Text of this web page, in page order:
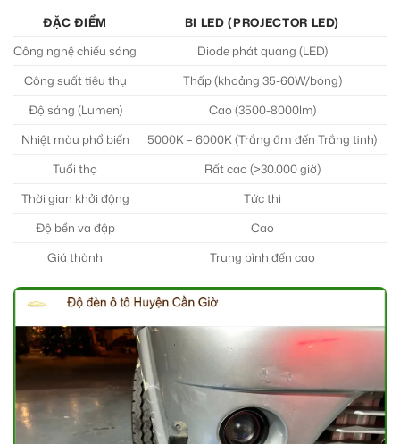
ĐẶC ĐIỂM
BI LED (PROJECTOR LED)
Công nghệ chiếu sáng
Diode phát quang (LED)
Công suất tiêu thụ
Thấp (khoảng 35-60W/bóng)
Độ sáng (Lumen)
Cao (3500-8000lm)
Nhiệt màu phổ biến
5000K – 6000K (Trắng ấm đến Trắng tinh)
Tuổi thọ
Rất cao (>30.000 giờ)
Thời gian khởi động
Tức thì
Độ bền va đập
Cao
Giá thành
Trung bình đến cao